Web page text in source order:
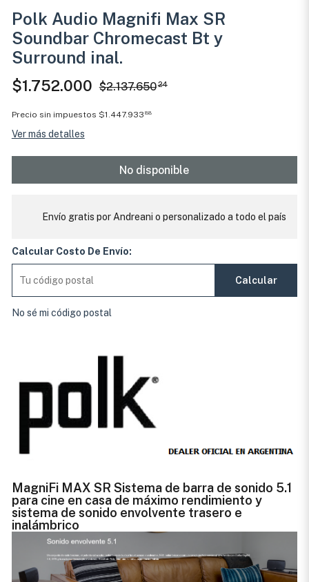
Polk Audio Magnifi Max SR
Soundbar Chromecast Bt y
Surround inal.
$1.752.000 $2.137.65024
Precio sin impuestos $1.447.933 88
Ver más detalles
No disponible
Envío gratis por Andreani o personalizado a todo el país
Calcular Costo De Envío:
Calcular
No sé mi código postal
MagniFi MAX SR Sistema de barra de sonido 5.1
para cine en casa de máximo rendimiento y
sistema de sonido envolvente trasero e
inalámbrico